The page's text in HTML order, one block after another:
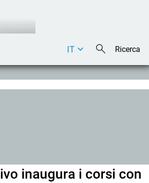
DE
IT
inaugura i corsi con